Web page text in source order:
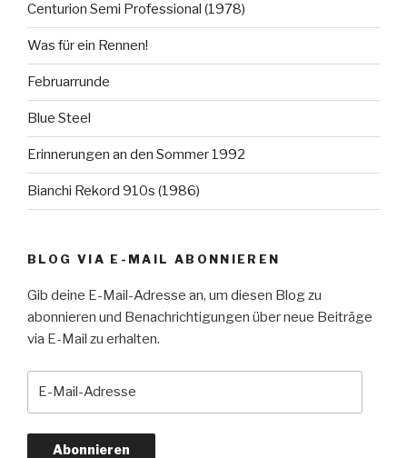
Centurion Semi Professional (1978)
Was für ein Rennen!
Februarrunde
Blue Steel
Erinnerungen an den Sommer 1992
Bianchi Rekord 910s (1986)
BLOG VIA E-MAIL ABONNIEREN
Gib deine E-Mail-Adresse an, um diesen Blog zu
abonnieren und Benachrichtigungen über neue Beiträge
via E-Mail zu erhalten.
Abonnieren